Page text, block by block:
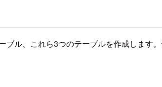
ル、これら3つのテーブルを作成します